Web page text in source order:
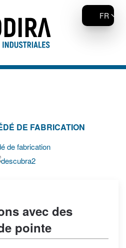
DE FABRICATION
de fabrication
avec des
pointe
FR